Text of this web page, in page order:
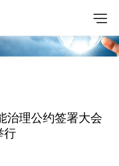
治理公约签署大会
行